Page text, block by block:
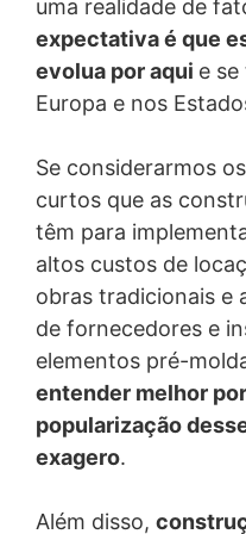
uma realidade de
expectativa é que
evolua por aqui e
Europa e nos
Se considerarmos
curtos que as
têm para
altos custos de
obras tradicionais e
de fornecedores e
elementos pré-
entender melhor
popularização
exagero.
Além disso,
Como seus dados são
Como sua privacidade e
coisa séria, nós nos
tipos de medidas
sempre pensando na
atividades envolvendo
por exemplo: o
nossos colaboradores.
confidenciais e somente
acesso a eles e todas as
você serão
ambiente controlado,
Nosso site possui
possível que durante
direcionado a eles.
sobre a segurança e
leitura dos termos de
se aplica às hipóteses